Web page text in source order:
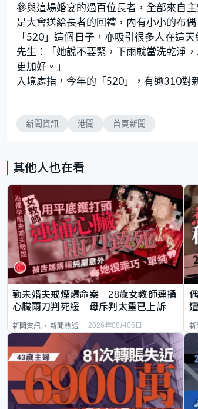
參與這場婚宴的過百位長者，全部來自
是大會送給長者的回禮，內有小小的布
「520」這個日子，亦吸引很多人在這
先生：「她說不要緊，下雨就當洗乾淨
更加好。」
入境處指，今年的「520」，有逾310對
新聞資訊 港聞 首頁新聞
其他人也在看
勸未婚夫戒煙爆命案 28歲女教師連捅
心臟兩刀判死緩 母斥判太重已上訴
新聞資訊 新聞熱話 2026年08月05日 新